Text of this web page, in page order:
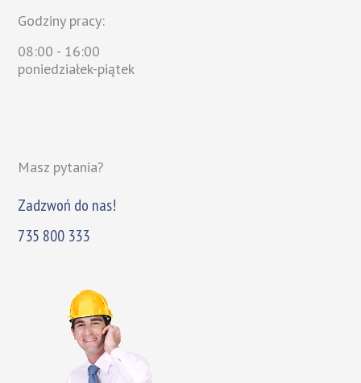
Godziny pracy:
08:00 - 16:00
poniedziałek-piątek
Masz pytania?
Zadzwoń do nas!
735 800 333